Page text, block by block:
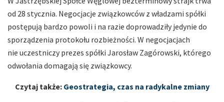
od 28 stycznia. Negocjacje związkowców z władzami spółki
postępują bardzo powoli i na razie doprowadziły jedynie do
sporządzenia protokołu rozbieżności. W negocjacjach
nie uczestniczy prezes spółki Jarosław Zagórowski, którego
odwołania domagają się związkowcy.
Czytaj także: Geostrategia, czas na radykalne zmiany